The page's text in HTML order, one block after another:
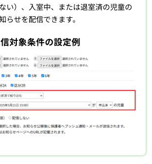
い）、入室中、または退室済の児童の
らせを配信できます。
対象条件の設定例